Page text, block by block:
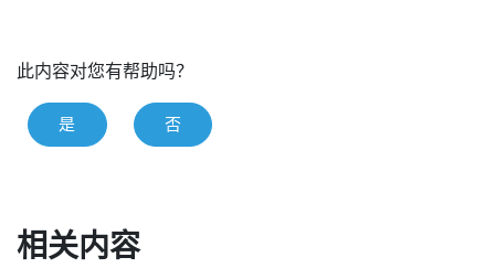
此内容对您有帮助吗？
是 否
相关内容